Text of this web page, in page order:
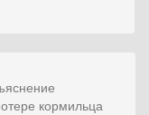
кормильца